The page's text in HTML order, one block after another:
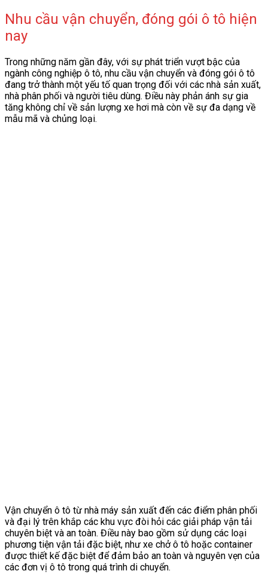
Nhu cầu vận chuyển, đóng gói ô tô hiện
nay
Trong những năm gần đây, với sự phát triển vượt bậc của
ngành công nghiệp ô tô, nhu cầu vận chuyển và đóng gói ô tô
đang trở thành một yếu tố quan trọng đối với các nhà sản xuất,
nhà phân phối và người tiêu dùng. Điều này phản ánh sự gia
tăng không chỉ về sản lượng xe hơi mà còn về sự đa dạng về
mẫu mã và chủng loại.
Vận chuyển ô tô từ nhà máy sản xuất đến các điểm phân phối
và đại lý trên khắp các khu vực đòi hỏi các giải pháp vận tải
chuyên biệt và an toàn. Điều này bao gồm sử dụng các loại
phương tiện vận tải đặc biệt, như xe chở ô tô hoặc container
được thiết kế đặc biệt để đảm bảo an toàn và nguyên vẹn của
các đơn vị ô tô trong quá trình di chuyển.